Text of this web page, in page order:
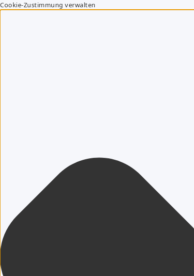
Cookie-Zustimmung verwalten